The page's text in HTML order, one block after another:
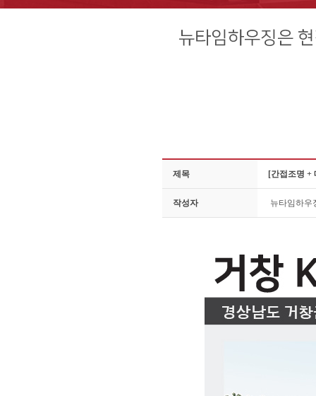
제목 [간접조명 +
작성자 뉴타임하우